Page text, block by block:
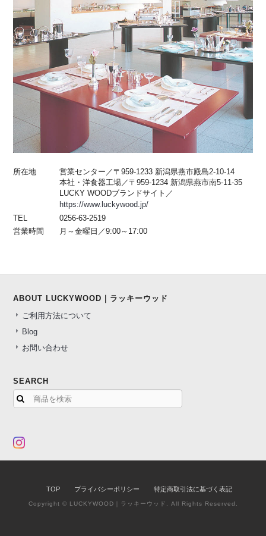
所在地
営業センター／〒959-1233 新潟県燕市殿島2-10-14
本社・洋食器工場／〒959-1234 新潟県燕市南5-11-35
LUCKY WOODブランドサイト／
https://www.luckywood.jp/
TEL
0256-63-2519
営業時間
月～金曜日／9:00～17:00
ABOUT LUCKYWOOD｜ラッキーウッド
ご利用方法について
Blog
お問い合わせ
SEARCH
TOP プライバシーポリシー 特定商取引法に基づく表記
Copyright © LUCKYWOOD｜ラッキーウッド. All Rights Reserved.